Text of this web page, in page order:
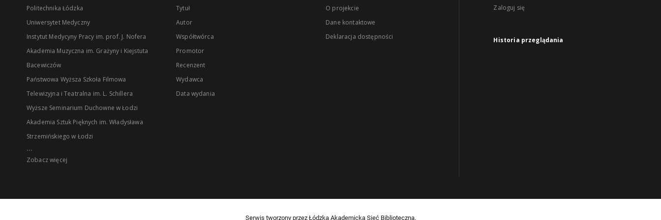
Politechnika Łódzka
Uniwersytet Medyczny
Instytut Medycyny Pracy im. prof. J. Nofera
Akademia Muzyczna im. Grażyny i Kiejstuta
Bacewiczów
Państwowa Wyższa Szkoła Filmowa
Telewizyjna i Teatralna im. L. Schillera
Wyższe Seminarium Duchowne w Łodzi
Akademia Sztuk Pięknych im. Władysława
Strzemińskiego w Łodzi
...
Zobacz więcej
Tytuł
Autor
Współtwórca
Promotor
Recenzent
Wydawca
Data wydania
O projekcie
Dane kontaktowe
Deklaracja dostępności
Zaloguj się
Historia przeglądania
Serwis tworzony przez Łódzką Akademicką Sieć Biblioteczną.